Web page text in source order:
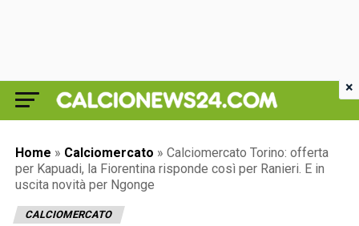
Home » Calciomercato » Calciomercato Torino: offerta
per Kapuadi, la Fiorentina risponde così per Ranieri. E in
uscita novità per Ngonge
CALCIOMERCATO
×